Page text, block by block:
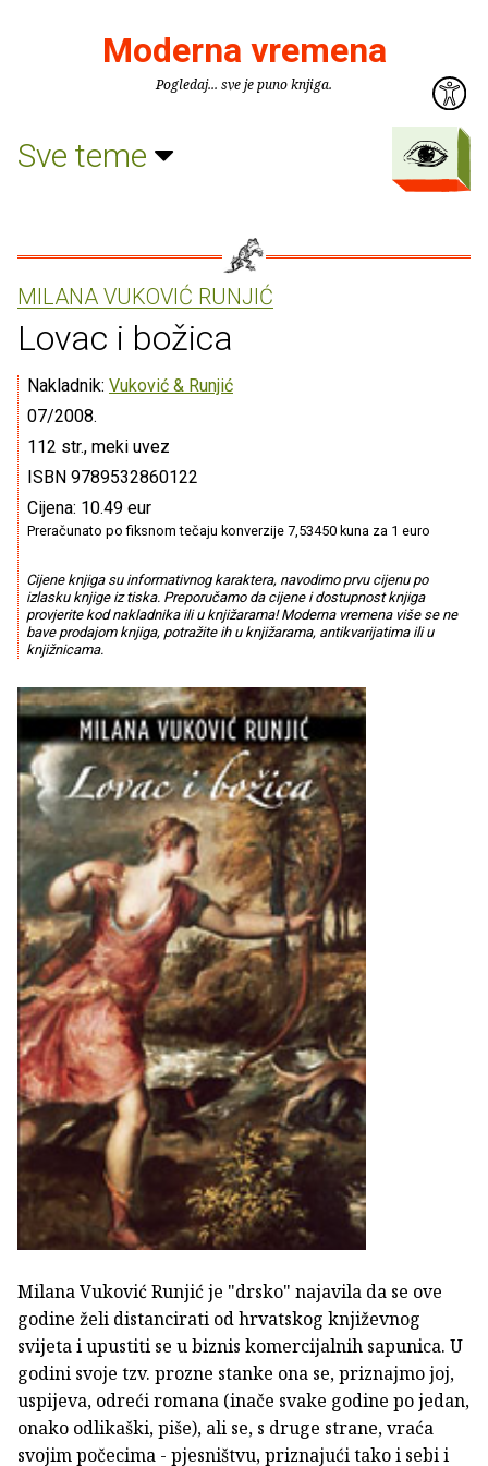
Moderna vremena
Pogledaj... sve je puno knjiga.
Sve teme
MILANA VUKOVIĆ RUNJIĆ
Lovac i božica
Nakladnik: Vuković & Runjić
07/2008.
112 str., meki uvez
ISBN 9789532860122
Cijena: 10.49 eur
Preračunato po fiksnom tečaju konverzije 7,53450 kuna za 1 euro
Cijene knjiga su informativnog karaktera, navodimo prvu cijenu po
izlasku knjige iz tiska. Preporučamo da cijene i dostupnost knjiga
provjerite kod nakladnika ili u knjižarama! Moderna vremena više se ne
bave prodajom knjiga, potražite ih u knjižarama, antikvarijatima ili u
knjižnicama.
Milana Vuković Runjić je "drsko" najavila da se ove
godine želi distancirati od hrvatskog književnog
svijeta i upustiti se u biznis komercijalnih sapunica. U
godini svoje tzv. prozne stanke ona se, priznajmo joj,
uspijeva, odreći romana (inače svake godine po jedan,
onako odlikaški, piše), ali se, s druge strane, vraća
svojim počecima - pjesništvu, priznajući tako i sebi i